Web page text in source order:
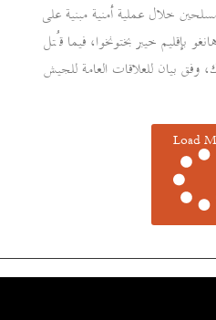
الجيش الباكستاني مقتل 7 مسلحين خلال عملية أمنية مبنية على
بإقليم خيبر بختونخوا، فيما قُتل
وفق بيان للعلاقات العامة للجيش
Load